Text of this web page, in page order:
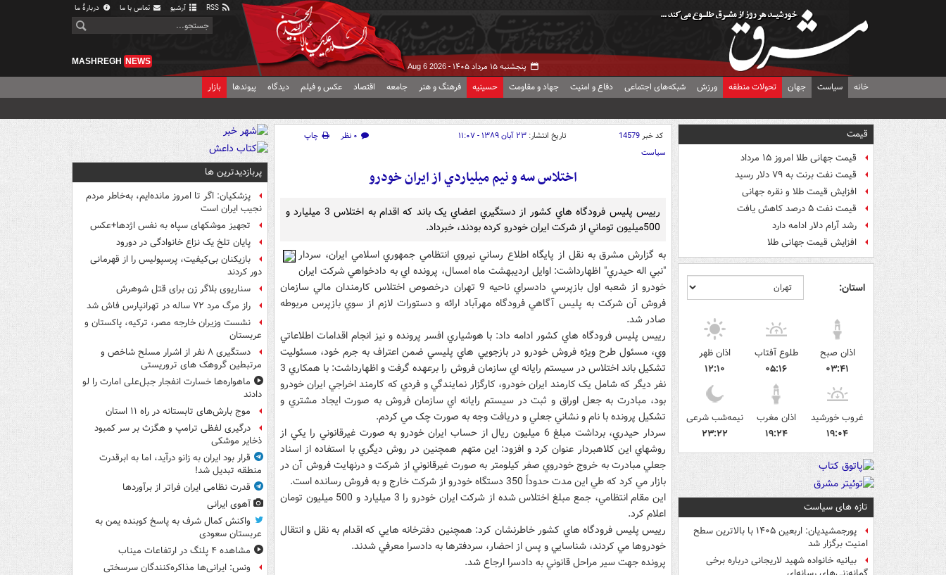
آرشیو تماس با ما دربارهٔ ما
پنجشنبه ۱۵ مرداد ۱۴۰۵ - Aug 6 2026
MASHREGH NEWS
خانه سیاست جهان تحولات منطقه ورزش شبکه‌های اجتماعی دفاع و امنیت جهاد و مقاومت حسینیه فرهنگ و هنر جامعه اقتصاد عکس و فیلم دیدگاه پیوندها بازار
قیمت
قیمت جهانی طلا امروز ۱۵ مرداد
قیمت نفت برنت به ۷۹ دلار رسید
افزایش قیمت طلا و نقره جهانی
قیمت نفت ۵ درصد کاهش یافت
رشد آرام دلار ادامه دارد
افزایش قیمت جهانی طلا
استان:
اذان صبح
۰۳:۴۱
طلوع آفتاب
۰۵:۱۶
اذان ظهر
۱۲:۱۰
غروب خورشید
۱۹:۰۴
اذان مغرب
۱۹:۲۴
نیمه‌شب شرعی
۲۳:۲۲
تازه های سیاست
پورجمشیدیان: اربعین ۱۴۰۵ با بالاترین سطح
امنیت برگزار شد
بیانیه خانواده شهید لاریجانی درباره برخی
کد خبر14579 تاریخ انتشار: ۲۳ آبان ۱۳۸۹ - ۱۱:۰۷ ۰ نظر
چاپ
سیاست
اختلاس سه و نيم ميلياردي از ايران خودرو
رييس پليس فرودگاه هاي کشور از دستگيري اعضاي يک باند که اقدام به اختلاس 3 ميليارد و
500ميليون توماني از شرکت ايران خودرو کرده بودند، خبرداد.
به گزارش مشرق به نقل از پايگاه اطلاع رساني نيروي انتظامي جمهوري اسلامي ايران، سردار
"نبي اله حيدري" اظهارداشت: اوايل ارديبهشت ماه امسال، پرونده اي به دادخواهي شرکت ايران
خودرو از شعبه اول بازپرسي دادسراي ناحيه 9 تهران درخصوص اختلاس کارمندان مالي سازمان
فروش آن شرکت به پليس آگاهي فرودگاه مهرآباد ارائه و دستورات لازم از سوي بازپرس مربوطه
صادر شد.
رييس پليس فرودگاه هاي کشور ادامه داد: با هوشياري افسر پرونده و نيز انجام اقدامات اطلاعاتي
وي، مسئول طرح ويژه فروش خودرو در بازجويي هاي پليسي ضمن اعتراف به جرم خود، مسئوليت
تشکيل باند اختلاس در سيستم رايانه اي سازمان فروش را برعهده گرفت و اظهارداشت: با همکاري 3
نفر ديگر که شامل يک کارمند ايران خودرو، کارگزار نمايندگي و فردي که کارمند اخراجي ايران خودرو
بود، مبادرت به جعل اوراق و ثبت در سيستم رايانه اي سازمان فروش به صورت ايجاد مشتري و
تشکيل پرونده با نام و نشاني جعلي و دريافت وجه به صورت چک مي کردم.
سردار حيدري، برداشت مبلغ 6 ميليون ريال از حساب ايران خودرو به صورت غيرقانوني را يکي از
روشهاي اين کلاهبردار عنوان کرد و افزود: اين متهم همچنين در روش ديگري با استفاده از اسناد
جعلي مبادرت به خروج خودروي صفر کيلومتر به صورت غيرقانوني از شرکت و درنهايت فروش آن در
بازار مي کرد که طي اين مدت حدوداً 350 دستگاه خودرو از شرکت خارج و به فروش رسانده است.
اين مقام انتظامي، جمع مبلغ اختلاس شده از شرکت ايران خودرو را 3 ميليارد و 500 ميليون تومان
اعلام کرد.
رييس پليس فرودگاه هاي کشور خاطرنشان کرد: همچنين دفترخانه هايي که اقدام به نقل و انتقال
خودروها مي کردند، شناسايي و پس از احضار، سردفترها به دادسرا معرفي شدند.
پرونده جهت سير مراحل قانوني به دادسرا ارجاع شد.
پربازدیدترین ها
پزشکیان: اگر تا امروز مانده‌ایم، به‌خاطر مردم
نجیب ایران است
تجهیز موشکهای سپاه به نفس اژدها+عکس
پایان تلخ یک نزاع خانوادگی در دورود
بازیکنان بی‌کیفیت، پرسپولیس را از قهرمانی
دور کردند
سناریوی بلاگر زن برای قتل شوهرش
راز مرگ مرد ۷۲ ساله در تهرانپارس فاش شد
نشست وزیران خارجه مصر، ترکیه، پاکستان و
عربستان
دستگیری ۸ نفر از اشرار مسلح شاخص و
مرتبطین گروهک های تروریستی
ماهواره‌ها خسارت انفجار جبل‌علی امارت را لو
دادند
موج بارش‌های تابستانه در راه ۱۱ استان
درگیری لفظی ترامپ و هگزث بر سر کمبود
ذخایر موشکی
قرار بود ایران به زانو درآید، اما به ابرقدرت
منطقه تبدیل شد!
قدرت نظامی ایران فراتر از برآوردها
آهوی ایرانی
واکنش کمال شرف به پاسخ کوبنده یمن به
عربستان سعودی
مشاهده ۴ پلنگ در ارتفاعات میناب
ونس: ایرانی‌ها مذاکره‌کنندگان سرسختی